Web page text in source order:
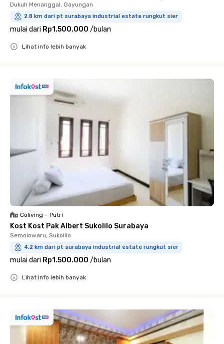
Dukuh Menanggal, Gayungan
2.8 km dari pt surabaya industrial estate rungkut sier
mulai dari Rp1.500.000 /bulan
Lihat info lebih banyak
Coliving • Putri
Kost Kost Pak Albert Sukolilo Surabaya
Semolowaru, Sukolilo
4.2 km dari pt surabaya industrial estate rungkut sier
mulai dari Rp1.500.000 /bulan
Lihat info lebih banyak